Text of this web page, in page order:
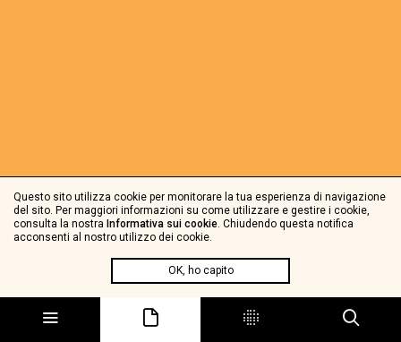
Questo sito utilizza cookie per monitorare la tua esperienza di navigazione
del sito. Per maggiori informazioni su come utilizzare e gestire i cookie,
consulta la nostra Informativa sui cookie. Chiudendo questa notifica
acconsenti al nostro utilizzo dei cookie.
OK, ho capito